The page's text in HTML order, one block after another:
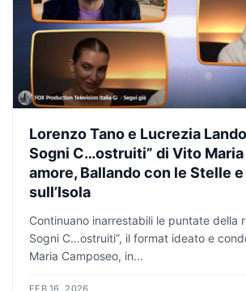
Lorenzo Tano e Lucrezia
Sogni C…ostruiti” di Vito Maria
amore, Ballando con le Stelle
sull’Isola
Continuano inarrestabili le puntate della
Sogni C…ostruiti”, il format ideato e
Maria Camposeo, in...
FEB 16, 2026